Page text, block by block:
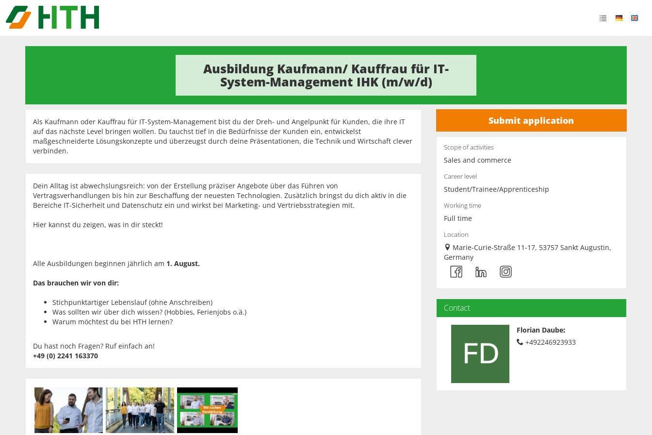
Ausbildung Kaufmann/ Kauffrau für IT-
System-Management IHK (m/w/d)
Als Kaufmann oder Kauffrau für IT-System-Management bist du der Dreh- und Angelpunkt für Kunden, die ihre IT
auf das nächste Level bringen wollen. Du tauchst tief in die Bedürfnisse der Kunden ein, entwickelst
maßgeschneiderte Lösungskonzepte und überzeugst durch deine Präsentationen, die Technik und Wirtschaft clever
verbinden.
Dein Alltag ist abwechslungsreich: von der Erstellung präziser Angebote über das Führen von
Vertragsverhandlungen bis hin zur Beschaffung der neuesten Technologien. Zusätzlich bringst du dich aktiv in die
Bereiche IT-Sicherheit und Datenschutz ein und wirkst bei Marketing- und Vertriebsstrategien mit.
Hier kannst du zeigen, was in dir steckt!
Alle Ausbildungen beginnen jährlich am 1. August.
Das brauchen wir von dir:
Stichpunktartiger Lebenslauf (ohne Anschreiben)
Was sollten wir über dich wissen? (Hobbies, Ferienjobs o.ä.)
Warum möchtest du bei HTH lernen?
Du hast noch Fragen? Ruf einfach an!
+49 (0) 2241 163370
Submit application
Scope of activities
Sales and commerce
Career level
Student/Trainee/Apprenticeship
Working time
Full time
Location
Marie-Curie-Straße 11-17, 53757 Sankt Augustin,
Germany
Contact
Florian Daube:
+492246923933